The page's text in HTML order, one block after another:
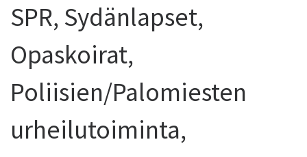
SPR, Sydänlapset,
Opaskoirat,
Poliisien/Palomiesten
urheilutoiminta,